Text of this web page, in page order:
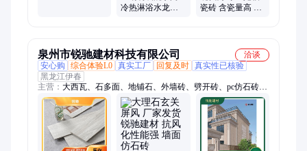
冷热淋浴水龙头
瓷砖 含瓷量高 吸
泉州市锐驰建材科技有限公司
洽谈
安心购
综合体验L0 真实工厂 回复及时 真实性已核验
黑龙江伊春
主营： 大西瓦、石多面、地铺石、外墙砖、劈开砖、pc仿石砖、
防滑地砖、酒店地砖、瓷木纹砖、防潮地砖、古厝红砖、仿木纹
砖、薄板瓷砖、肯德基、别墅瓦、泰山瓦、大理石、西瓦s瓦、
陶瓷pc仿、仿石材pc、陶瓷瓦片、瓷质西瓦、耐磨厨卫、仿花岗
岩、高清喷墨